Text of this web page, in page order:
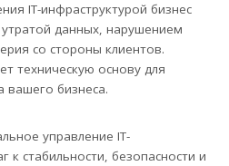
IТ-инфраструктурой бизнес
утратой данных, нарушением
со стороны клиентов.
техническую основу для
вашего бизнеса.
управление IТ-
стабильности, безопасности и